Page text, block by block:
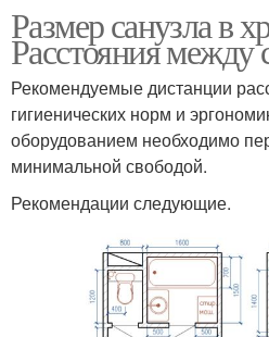
Размер санузла в
Расстояния между
Рекомендуемые дистанции
гигиенических норм и
оборудованием необходимо
минимальной свободой.
Рекомендации следующие.